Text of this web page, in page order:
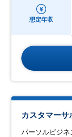
想定年収
カスタマーサ
パーソルビジ